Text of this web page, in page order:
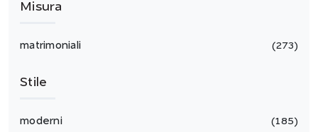
Misura
matrimoniali 273
Stile
moderni 185